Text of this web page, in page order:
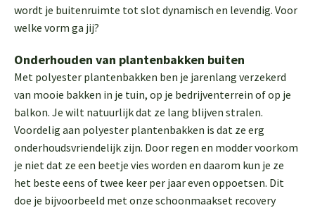
wordt je buitenruimte tot slot dynamisch en levendig. Voor
welke vorm ga jij?
Onderhouden van plantenbakken buiten
Met polyester plantenbakken ben je jarenlang verzekerd
van mooie bakken in je tuin, op je bedrijventerrein of op je
balkon. Je wilt natuurlijk dat ze lang blijven stralen.
Voordelig aan polyester plantenbakken is dat ze erg
onderhoudsvriendelijk zijn. Door regen en modder voorkom
je niet dat ze een beetje vies worden en daarom kun je ze
het beste eens of twee keer per jaar even oppoetsen. Dit
doe je bijvoorbeeld met onze schoonmaakset recovery